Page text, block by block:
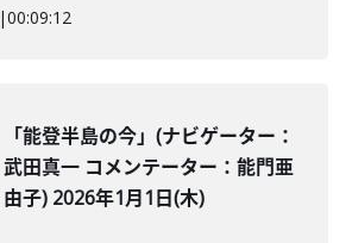
|00:09:12
「能登半島の今」(ナビゲーター：
武田真一 コメンテーター：能門亜
由子) 2026年1月1日(木)